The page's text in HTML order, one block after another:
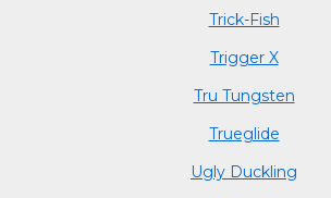
Trick-Fish
Trigger X
Tru Tungsten
Trueglide
Ugly Duckling